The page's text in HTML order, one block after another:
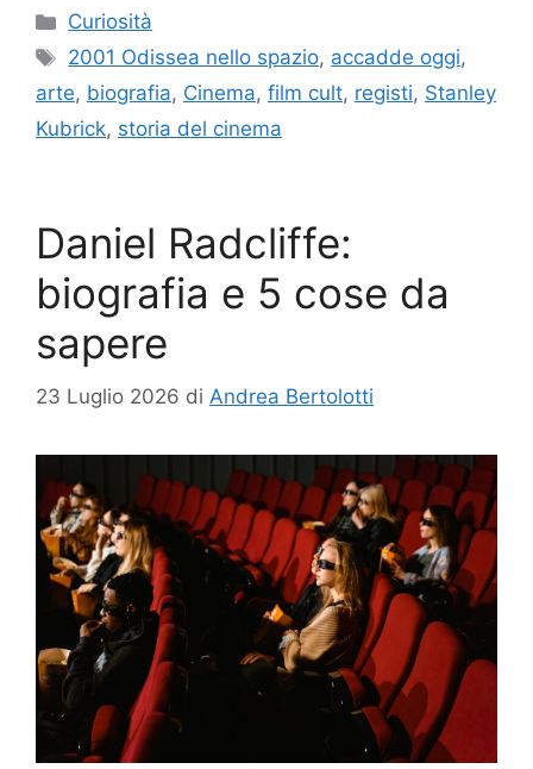
Categorie
Curiosità
Tag
2001 Odissea nello spazio, accadde oggi,
arte, biografia, Cinema, film cult, registi, Stanley
Kubrick, storia del cinema
Daniel Radcliffe:
biografia e 5 cose da
sapere
23 Luglio 2026 di Andrea Bertolotti